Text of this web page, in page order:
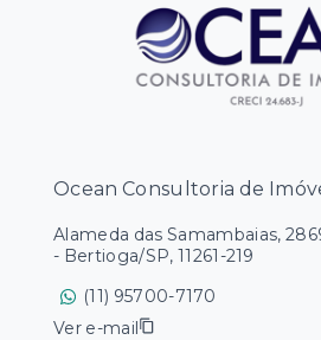
Ocean Consultoria de
Alameda das Samambaias,
- Bertioga/SP, 11261-219
(11) 95700-7170
Ver e-mail